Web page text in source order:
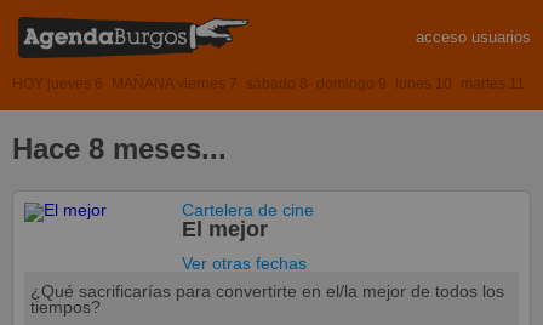
acceso usuarios
HOY jueves 6 MAÑANA viernes 7 sábado 8 domingo 9 lunes 10 martes 11
Hace 8 meses...
Cartelera de cine
El mejor
Ver otras fechas
¿Qué sacrificarías para convertirte en el/la mejor de todos los
tiempos?